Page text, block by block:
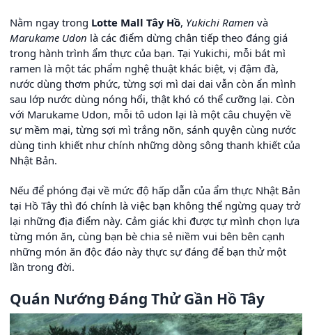
Nằm ngay trong Lotte Mall Tây Hồ, Yukichi Ramen và
Marukame Udon là các điểm dừng chân tiếp theo đáng giá
trong hành trình ẩm thực của bạn. Tại Yukichi, mỗi bát mì
ramen là một tác phẩm nghệ thuật khác biệt, vị đậm đà,
nước dùng thơm phức, từng sợi mì dai dai vẫn còn ẩn mình
sau lớp nước dùng nóng hổi, thật khó có thể cưỡng lại. Còn
với Marukame Udon, mỗi tô udon lại là một câu chuyện về
sự mềm mại, từng sợi mì trắng nõn, sánh quyện cùng nước
dùng tinh khiết như chính những dòng sông thanh khiết của
Nhật Bản.
Nếu để phóng đại về mức độ hấp dẫn của ẩm thực Nhật Bản
tại Hồ Tây thì đó chính là việc bạn không thể ngừng quay trở
lại những địa điểm này. Cảm giác khi được tự mình chọn lựa
từng món ăn, cùng bạn bè chia sẻ niềm vui bên bên cạnh
những món ăn độc đáo này thực sự đáng để bạn thử một
lần trong đời.
Quán Nướng Đáng Thử Gần Hồ Tây